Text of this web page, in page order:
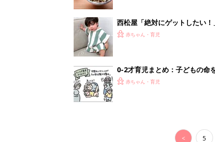
西松屋「絶対にゲットしたい
ズりアイテム5選
赤ちゃん・育児
0-2才育児まとめ：子どもの
赤ちゃん・育児
< 5